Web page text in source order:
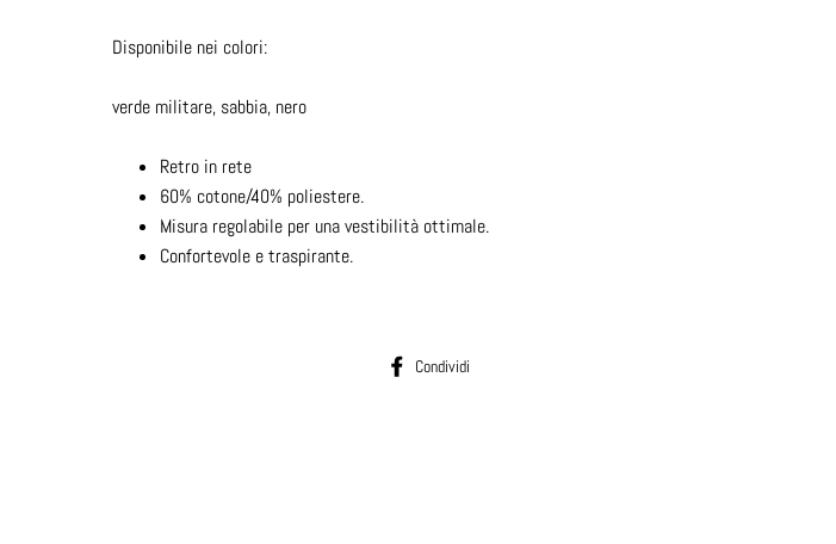
Disponibile nei colori:
verde militare, sabbia, nero
Retro in rete
60% cotone/40% poliestere.
Misura regolabile per una vestibilità ottimale.
Confortevole e traspirante.
Condividi